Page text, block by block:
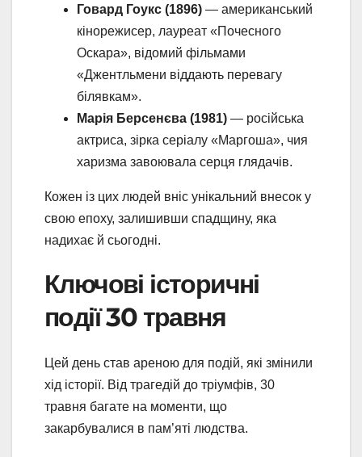
Говард Гоукс (1896) — американський
кінорежисер, лауреат «Почесного
Оскара», відомий фільмами
«Джентльмени віддають перевагу
білявкам».
Марія Берсенєва (1981) — російська
актриса, зірка серіалу «Маргоша», чия
харизма завоювала серця глядачів.
Кожен із цих людей вніс унікальний внесок у
свою епоху, залишивши спадщину, яка
надихає й сьогодні.
Ключові історичні
події 30 травня
Цей день став ареною для подій, які змінили
хід історії. Від трагедій до тріумфів, 30
травня багате на моменти, що
закарбувалися в пам’яті людства.